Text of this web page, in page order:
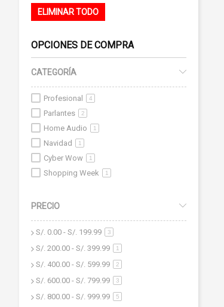
ELIMINAR TODO
OPCIONES DE COMPRA
CATEGORÍA
Profesional 4
Parlantes 2
Home Audio 1
Navidad 1
Cyber Wow 1
Shopping Week 1
PRECIO
S/. 0.00 - S/. 199.99 3artículo
S/. 200.00 - S/. 399.99 1
S/. 400.00 - S/. 599.99 2artículo
S/. 600.00 - S/. 799.99 3artículo
S/. 800.00 - S/. 999.99 5artículo